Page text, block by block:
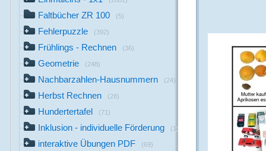
Faltbücher ZR 100 (5)
Fehlerpuzzle (392)
Frühlings - Rechnen (36)
Geometrie (248)
Nachbarzahlen-Hausnummern (24)
Herbst Rechnen (28)
Hundertertafel (71)
Inklusion - individuelle Förderung (13)
interaktive Übungen PDF (69)